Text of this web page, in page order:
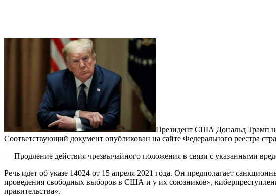
Президент США Дональд Трамп
Соответствующий документ опубликован на сайте Федерального реестра
— Продление действия чрезвычайного положения в связи с указанными
Речь идет об указе 14024 от 15 апреля 2021 года. Он предполагает
проведения свободных выборов в США и у их союзников»,
правительства».